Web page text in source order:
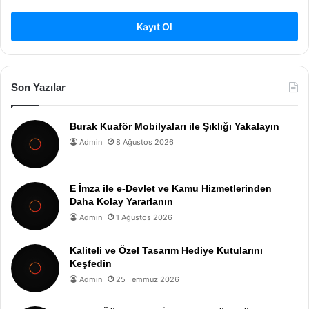
Kayıt Ol
Son Yazılar
Burak Kuaför Mobilyaları ile Şıklığı Yakalayın
Admin 8 Ağustos 2026
E İmza ile e-Devlet ve Kamu Hizmetlerinden
Daha Kolay Yararlanın
Admin 1 Ağustos 2026
Kaliteli ve Özel Tasarım Hediye Kutularını
Keşfedin
Admin 25 Temmuz 2026